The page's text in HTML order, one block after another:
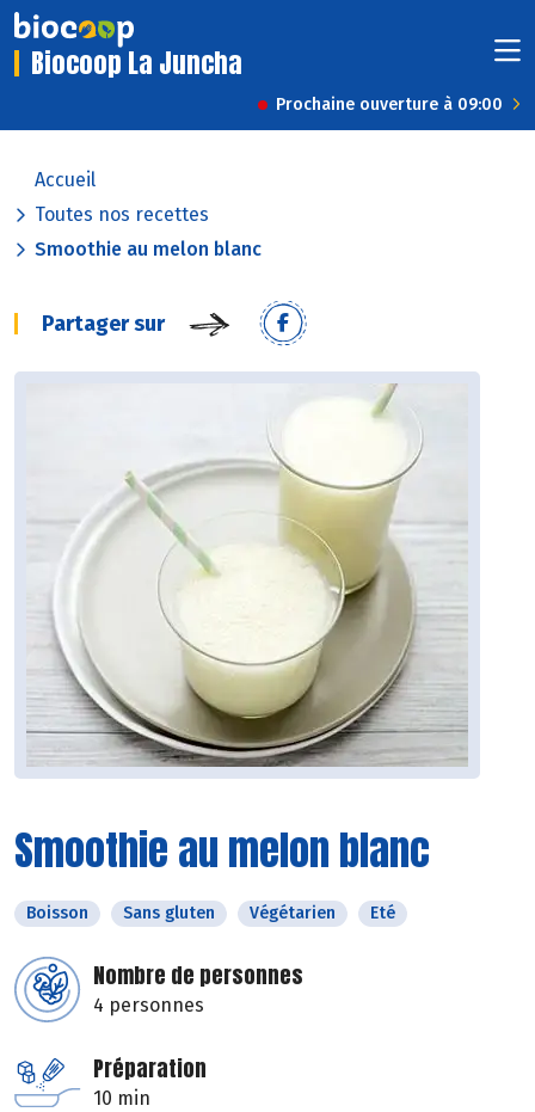
Biocoop La Juncha
Prochaine ouverture à 09:00
Accueil
Toutes nos recettes
Smoothie au melon blanc
Partager sur
Smoothie au melon blanc
Boisson Sans gluten Végétarien Eté
Nombre de personnes
4 personnes
Préparation
10 min